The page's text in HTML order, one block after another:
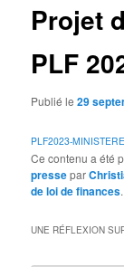
Projet
PLF
Publié le29
PLF2023-
Ce contenu a été
pressepar
de loi de finances
UNE RÉFLEXION